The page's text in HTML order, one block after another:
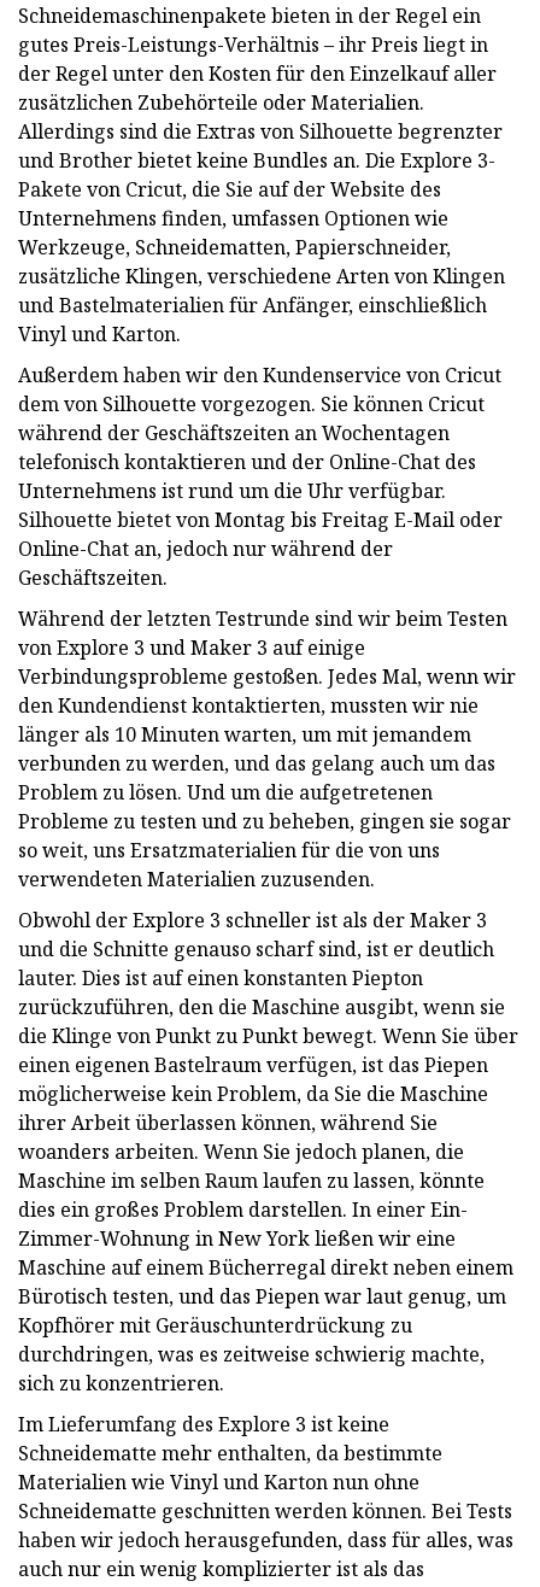
Schneidemaschinenpakete bieten in der Regel ein
gutes Preis-Leistungs-Verhältnis – ihr Preis liegt in
der Regel unter den Kosten für den Einzelkauf aller
zusätzlichen Zubehörteile oder Materialien.
Allerdings sind die Extras von Silhouette begrenzter
und Brother bietet keine Bundles an. Die Explore 3-
Pakete von Cricut, die Sie auf der Website des
Unternehmens finden, umfassen Optionen wie
Werkzeuge, Schneidematten, Papierschneider,
zusätzliche Klingen, verschiedene Arten von Klingen
und Bastelmaterialien für Anfänger, einschließlich
Vinyl und Karton.
Außerdem haben wir den Kundenservice von Cricut
dem von Silhouette vorgezogen. Sie können Cricut
während der Geschäftszeiten an Wochentagen
telefonisch kontaktieren und der Online-Chat des
Unternehmens ist rund um die Uhr verfügbar.
Silhouette bietet von Montag bis Freitag E-Mail oder
Online-Chat an, jedoch nur während der
Geschäftszeiten.
Während der letzten Testrunde sind wir beim Testen
von Explore 3 und Maker 3 auf einige
Verbindungsprobleme gestoßen. Jedes Mal, wenn wir
den Kundendienst kontaktierten, mussten wir nie
länger als 10 Minuten warten, um mit jemandem
verbunden zu werden, und das gelang auch um das
Problem zu lösen. Und um die aufgetretenen
Probleme zu testen und zu beheben, gingen sie sogar
so weit, uns Ersatzmaterialien für die von uns
verwendeten Materialien zuzusenden.
Obwohl der Explore 3 schneller ist als der Maker 3
und die Schnitte genauso scharf sind, ist er deutlich
lauter. Dies ist auf einen konstanten Piepton
zurückzuführen, den die Maschine ausgibt, wenn sie
die Klinge von Punkt zu Punkt bewegt. Wenn Sie über
einen eigenen Bastelraum verfügen, ist das Piepen
möglicherweise kein Problem, da Sie die Maschine
ihrer Arbeit überlassen können, während Sie
woanders arbeiten. Wenn Sie jedoch planen, die
Maschine im selben Raum laufen zu lassen, könnte
dies ein großes Problem darstellen. In einer Ein-
Zimmer-Wohnung in New York ließen wir eine
Maschine auf einem Bücherregal direkt neben einem
Bürotisch testen, und das Piepen war laut genug, um
Kopfhörer mit Geräuschunterdrückung zu
durchdringen, was es zeitweise schwierig machte,
sich zu konzentrieren.
Im Lieferumfang des Explore 3 ist keine
Schneidematte mehr enthalten, da bestimmte
Materialien wie Vinyl und Karton nun ohne
Schneidematte geschnitten werden können. Bei Tests
haben wir jedoch herausgefunden, dass für alles, was
auch nur ein wenig komplizierter ist als das